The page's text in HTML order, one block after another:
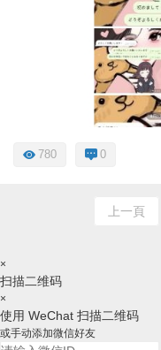
780 0
上一頁
×
扫描二维码
×
使用 WeChat 扫描二维码
或手动添加微信好友